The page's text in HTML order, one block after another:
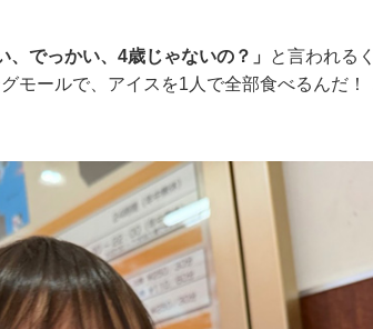
、でっかい、4歳じゃないの？」
と言われる
モールで、アイスを1人で全部食べるんだ！